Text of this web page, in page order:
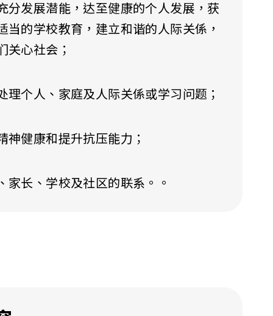
分发展潜能，达至健康的个人发展，获
当的学校教育，建立和谐的人际关係，
关心社会；
理个人、家庭及人际关係或学习问题；
神健康和提升抗压能力；
家长、学校及社区的联系。。